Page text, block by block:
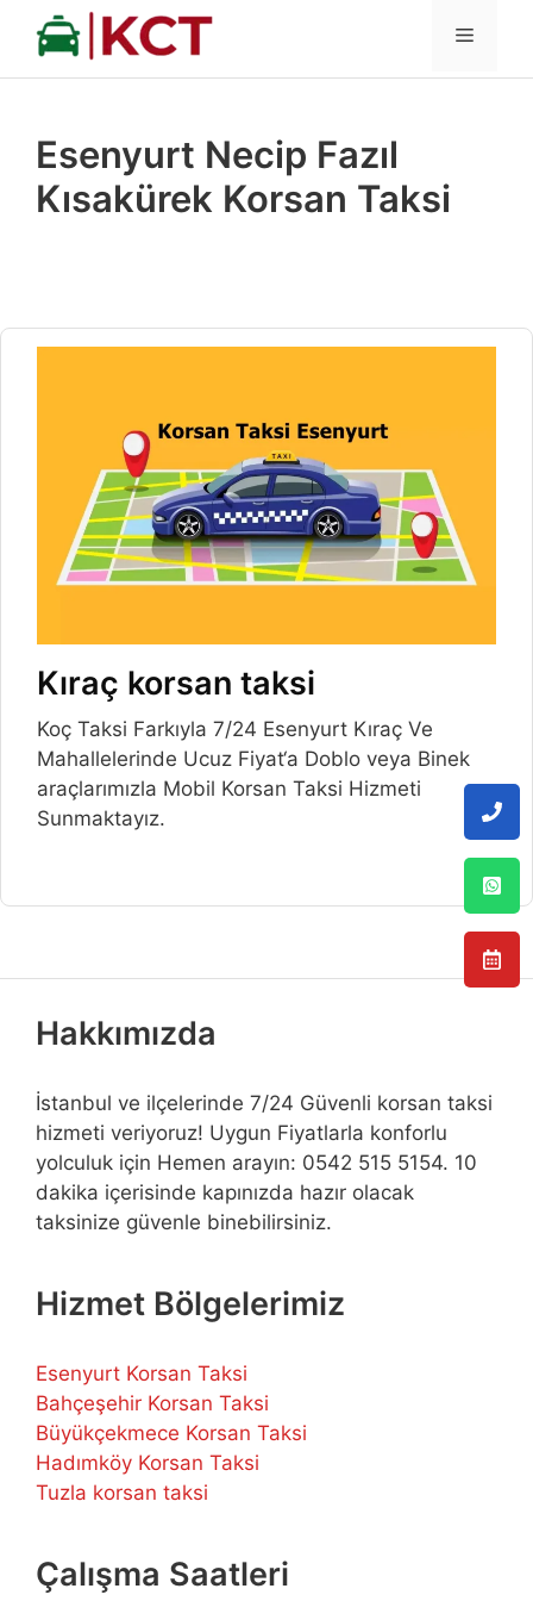
İçeriğe
MENÜ
Esenyurt Necip Fazıl
Kısakürek Korsan Taksi
Kıraç korsan taksi
Koç Taksi Farkıyla 7/24 Esenyurt Kıraç Ve
Mahallelerinde Ucuz Fiyat‘a Doblo veya Binek
araçlarımızla Mobil Korsan Taksi Hizmeti
Sunmaktayız.
Hakkımızda
İstanbul ve ilçelerinde 7/24 Güvenli korsan taksi
hizmeti veriyoruz! Uygun Fiyatlarla konforlu
yolculuk için Hemen arayın: 0542 515 5154. 10
dakika içerisinde kapınızda hazır olacak
taksinize güvenle binebilirsiniz.
Hizmet Bölgelerimiz
Esenyurt Korsan Taksi
Bahçeşehir Korsan Taksi
Büyükçekmece Korsan Taksi
Hadımköy Korsan Taksi
Tuzla korsan taksi
Çalışma Saatleri